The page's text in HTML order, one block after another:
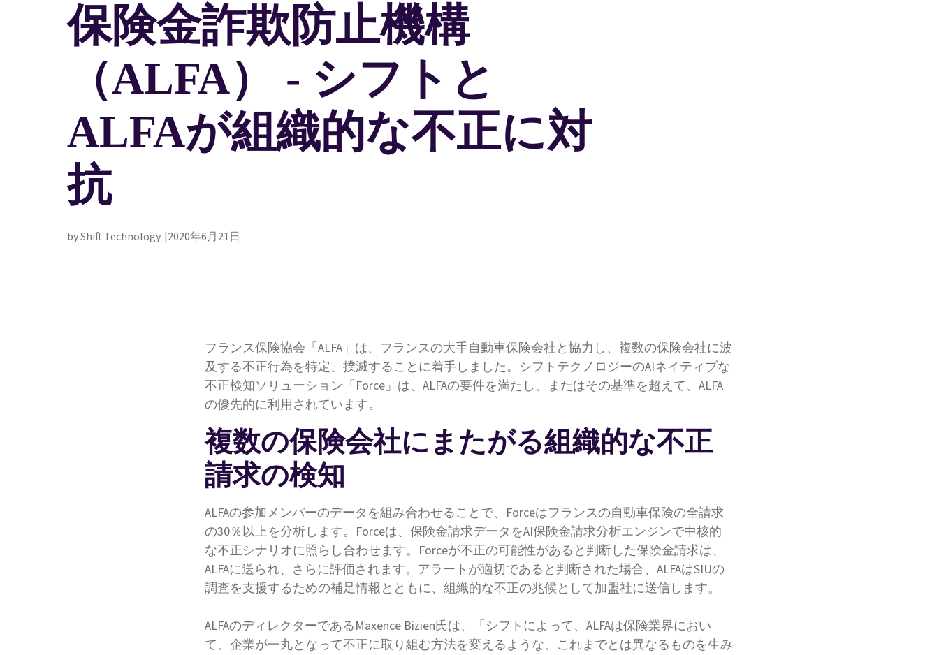
保険金詐欺防止機構
（ALFA） - シフトと
ALFAが組織的な不正に対
抗
by Shift Technology 2020年6月21日
フランス保険協会「ALFA」は、フランスの大手自動車保険会社と協力し、複数の保険会社に波
及する不正行為を特定、撲滅することに着手しました。シフトテクノロジーのAIネイティブな
不正検知ソリューション「Force」は、ALFAの要件を満たし、またはその基準を超えて、ALFA
の優先的に利用されています。
複数の保険会社にまたがる組織的な不正
請求の検知
ALFAの参加メンバーのデータを組み合わせることで、Forceはフランスの自動車保険の全請求
の30％以上を分析します。Forceは、保険金請求データをAI保険金請求分析エンジンで中核的
な不正シナリオに照らし合わせます。Forceが不正の可能性があると判断した保険金請求は、
ALFAに送られ、さらに評価されます。アラートが適切であると判断された場合、ALFAはSIUの
調査を支援するための補足情報とともに、組織的な不正の兆候として加盟社に送信します。
ALFAのディレクターであるMaxence Bizien氏は、「シフトによって、ALFAは保険業界におい
て、企業が一丸となって不正に取り組む方法を変えるような、これまでとは異なるものを生み